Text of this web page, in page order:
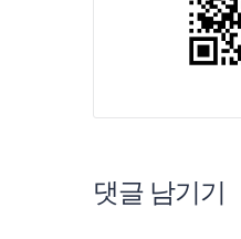
댓글 남기기